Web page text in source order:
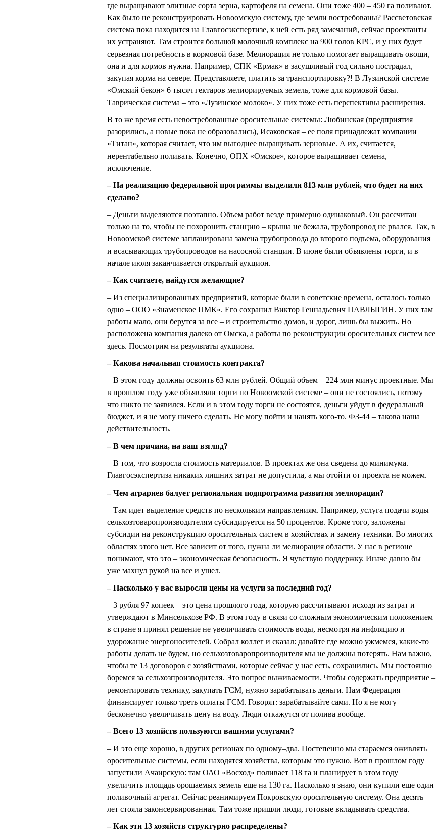
где выращивают элитные сорта зерна, картофеля на семена. Они тоже 400 – 450 га поливают.
Как было не реконструировать Новоомскую систему, где земли востребованы? Рассветовская
система пока находится на Главгосэкспертизе, к ней есть ряд замечаний, сейчас проектанты
их устраняют. Там строится большой молочный комплекс на 900 голов КРС, и у них будет
серьезная потребность в кормовой базе. Мелиорация не только помогает выращивать овощи,
она и для кормов нужна. Например, СПК «Ермак» в засушливый год сильно пострадал,
закупая корма на севере. Представляете, платить за транспортировку?! В Лузинской системе
«Омский бекон» 6 тысяч гектаров мелиорируемых земель, тоже для кормовой базы.
Таврическая система – это «Лузинское молоко». У них тоже есть перспективы расширения.
В то же время есть невостребованные оросительные системы: Любинская (предприятия
разорились, а новые пока не образовались), Исаковская – ее поля принадлежат компании
«Титан», которая считает, что им выгоднее выращивать зерновые. А их, считается,
нерентабельно поливать. Конечно, ОПХ «Омское», которое выращивает семена, –
исключение.
– На реализацию федеральной программы выделили 813 млн рублей, что будет на них
сделано?
– Деньги выделяются поэтапно. Объем работ везде примерно одинаковый. Он рассчитан
только на то, чтобы не похоронить станцию – крыша не бежала, трубопровод не рвался. Так, в
Новоомской системе запланирована замена трубопровода до второго подъема, оборудования
и всасывающих трубопроводов на насосной станции. В июне были объявлены торги, и в
начале июля заканчивается открытый аукцион.
– Как считаете, найдутся желающие?
– Из специализированных предприятий, которые были в советские времена, осталось только
одно – ООО «Знаменское ПМК». Его сохранил Виктор Геннадьевич ПАВЛЫГИН. У них там
работы мало, они берутся за все – и строительство домов, и дорог, лишь бы выжить. Но
расположена компания далеко от Омска, а работы по реконструкции оросительных систем все
здесь. Посмотрим на результаты аукциона.
– Какова начальная стоимость контракта?
– В этом году должны освоить 63 млн рублей. Общий объем – 224 млн минус проектные. Мы
в прошлом году уже объявляли торги по Новоомской системе – они не состоялись, потому
что никто не заявился. Если и в этом году торги не состоятся, деньги уйдут в федеральный
бюджет, и я не могу ничего сделать. Не могу пойти и нанять кого-то. ФЗ-44 – такова наша
действительность.
– В чем причина, на ваш взгляд?
– В том, что возросла стоимость материалов. В проектах же она сведена до минимума.
Главгосэкспертиза никаких лишних затрат не допустила, а мы отойти от проекта не можем.
– Чем аграриев балует региональная подпрограмма развития мелиорации?
– Там идет выделение средств по нескольким направлениям. Например, услуга подачи воды
сельхозтоваропроизводителям субсидируется на 50 процентов. Кроме того, заложены
субсидии на реконструкцию оросительных систем в хозяйствах и замену техники. Во многих
областях этого нет. Все зависит от того, нужна ли мелиорация области. У нас в регионе
понимают, что это – экономическая безопасность. Я чувствую поддержку. Иначе давно бы
уже махнул рукой на все и ушел.
– Насколько у вас выросли цены на услуги за последний год?
– 3 рубля 97 копеек – это цена прошлого года, которую рассчитывают исходя из затрат и
утверждают в Минсельхозе РФ. В этом году в связи со сложным экономическим положением
в стране я принял решение не увеличивать стоимость воды, несмотря на инфляцию и
удорожание энергоносителей. Собрал коллег и сказал: давайте где можно ужмемся, какие-то
работы делать не будем, но сельхозтоваропроизводителя мы не должны потерять. Нам важно,
чтобы те 13 договоров с хозяйствами, которые сейчас у нас есть, сохранились. Мы постоянно
боремся за сельхозпроизводителя. Это вопрос выживаемости. Чтобы содержать предприятие –
ремонтировать технику, закупать ГСМ, нужно зарабатывать деньги. Нам Федерация
финансирует только треть оплаты ГСМ. Говорят: зарабатывайте сами. Но я не могу
бесконечно увеличивать цену на воду. Люди откажутся от полива вообще.
– Всего 13 хозяйств пользуются вашими услугами?
– И это еще хорошо, в других регионах по одному–два. Постепенно мы стараемся оживлять
оросительные системы, если находятся хозяйства, которым это нужно. Вот в прошлом году
запустили Ачаирскую: там ОАО «Восход» поливает 118 га и планирует в этом году
увеличить площадь орошаемых земель еще на 130 га. Насколько я знаю, они купили еще один
поливочный агрегат. Сейчас реанимируем Покровскую оросительную систему. Она десять
лет стояла законсервированная. Там тоже пришли люди, готовые вкладывать средства.
– Как эти 13 хозяйств структурно распределены?